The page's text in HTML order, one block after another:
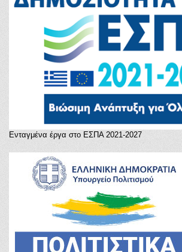
Ενταγμένα έργα στο ΕΣΠΑ 2021-2027